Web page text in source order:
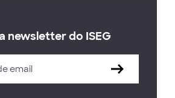
newsletter do ISEG